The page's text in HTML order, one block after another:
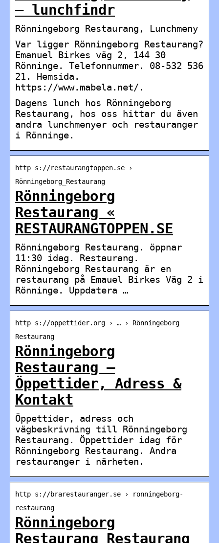
– lunchfindr
Rönningeborg Restaurang, Lunchmeny
Var ligger Rönningeborg Restaurang?
Emanuel Birkes väg 2, 144 30
Rönninge. Telefonnummer. 08-532 536
21. Hemsida.
https://www.mabela.net/.
Dagens lunch hos Rönningeborg
Restaurang, hos oss hittar du även
andra lunchmenyer och restauranger
i Rönninge.
http s://restaurangtoppen.se ›
Rönningeborg_Restaurang
Rönningeborg
Restaurang «
RESTAURANGTOPPEN.SE
Rönningeborg Restaurang. öppnar
11:30 idag. Restaurang.
Rönningeborg Restaurang är en
restaurang på Emauel Birkes Väg 2 i
Rönninge. Uppdatera …
http s://oppettider.org › … › Rönningeborg
Restaurang
Rönningeborg
Restaurang –
Öppettider, Adress &
Kontakt
Öppettider, adress och
vägbeskrivning till Rönningeborg
Restaurang. Öppettider idag för
Rönningeborg Restaurang. Andra
restauranger i närheten.
http s://brarestauranger.se › ronningeborg-
restaurang
Rönningeborg
Restaurang Restaurang